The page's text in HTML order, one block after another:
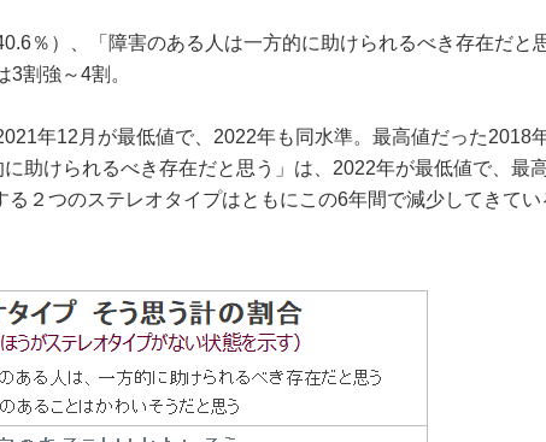
％）、「障害のある人は一方的に助けられるべき存在だと
3割強～4割。
年12月が最低値で、2022年も同水準。最高値だった2018
助けられるべき存在だと思う」は、 2022年が最低値で、最
２つのステレオタイプはともにこの6年間で減少してきてい